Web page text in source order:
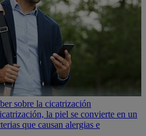
sobre la cicatrización
la piel se convierte en un
que causan alergias e